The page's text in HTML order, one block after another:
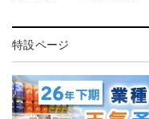
特設ページ